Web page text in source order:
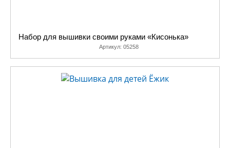
Набор для вышивки своими руками «Кисонька»
Артикул: 05258